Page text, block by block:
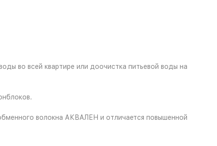
во всей квартире или доочистка питьевой воды на
волокна АКВАЛЕН и отличается повышенной